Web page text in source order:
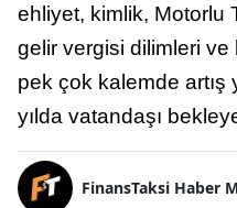
ehliyet, kimlik, Motorlu
gelir vergisi dilimleri
pek çok kalemde
yılda vatandaşı
FinansTaksi Haber